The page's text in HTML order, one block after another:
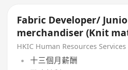
Fabric Developer/
merchandiser (Knit
Fashion 3D CAD skills
HKIC Human Resources Services
十三個月薪酬